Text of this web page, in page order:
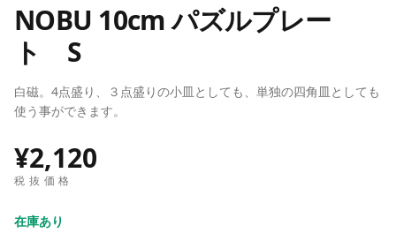
NOBU 10cm パズルプレー
ト S
白磁。4点盛り、３点盛りの小皿としても、単独の四角皿としても
使う事ができます。
¥2,120
税抜価格
在庫あり